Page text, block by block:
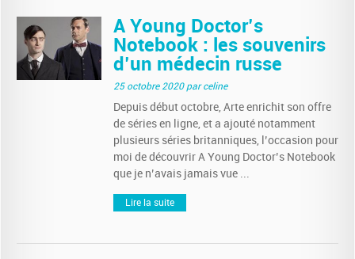
A Young Doctor’s
Notebook : les souvenirs
d’un médecin russe
25 octobre 2020par celine
Depuis début octobre, Arte enrichit son offre
de séries en ligne, et a ajouté notamment
plusieurs séries britanniques, l’occasion pour
moi de découvrir A Young Doctor’s Notebook
que je n’avais jamais vue ...
Lire la suite